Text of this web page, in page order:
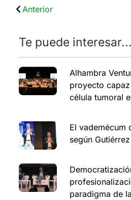
Anterior
Te puede interesar...
Alhambra
proyecto
célula tumoral
El vademécum
según
paradigma de